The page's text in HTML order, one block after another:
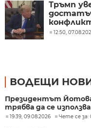
Тръмп
скоро
12:50,
ВОДЕЩИ
Президентът
трябва да се
19:39, 09.08.2026 Чете се за: